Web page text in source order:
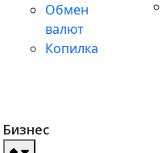
Обмен
валют
Копилка
Бизнес
оплату, вам
новый счет:
счета занимает не
карты и счет будет